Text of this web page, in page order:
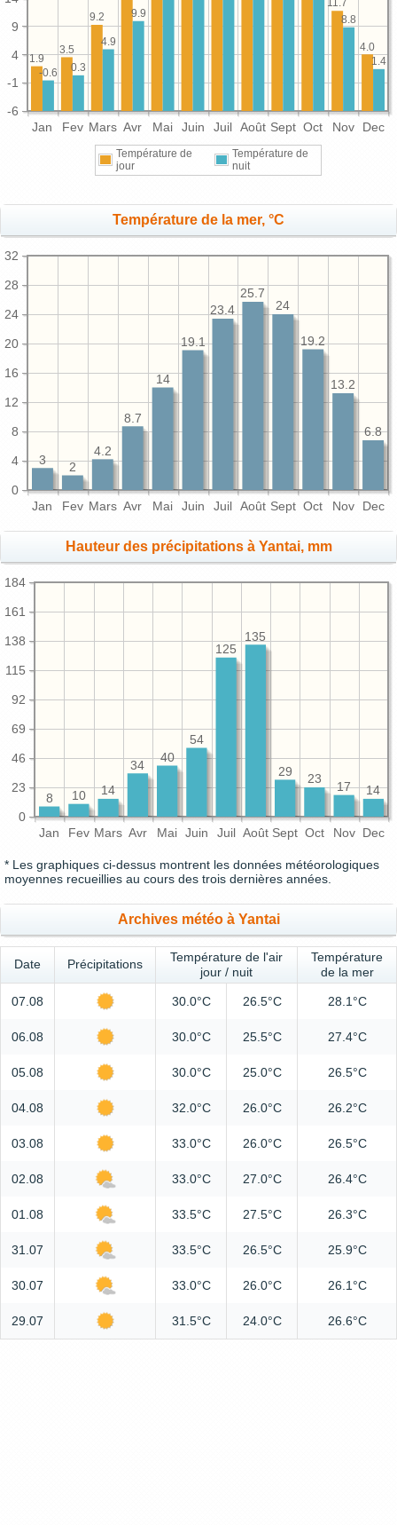
Jan Fev Mars Avr Mai Juin Juil Août Sept Oct Nov Dec
-6
-1
4
9
4.0
11.7
9.2
3.5
1.9 1.4
8.8
9.9
4.9
0.3
-0.6
Température de
jour
Température de
nuit
Température de la mer, °C
Jan Fev Mars Avr Mai Juin Juil Août Sept Oct Nov Dec
0
4
8
12
16
20
24
28
32
6.8
13.2
19.2
24
25.7
23.4
19.1
14
8.7
4.2
2
3
Hauteur des précipitations à Yantai, mm
Jan Fev Mars Avr Mai Juin Juil Août Sept Oct Nov Dec
0
23
46
69
92
115
138
161
184
14
17
23
29
135
125
54
40
34
14
10
8
* Les graphiques ci-dessus montrent les données météorologiques
moyennes recueillies au cours des trois dernières années.
Archives météo à Yantai
Date Précipitations
Température de l'air
jour / nuit
Température
de la mer
07.08 30.0°C 26.5°C 28.1°C
06.08 30.0°C 25.5°C 27.4°C
05.08 30.0°C 25.0°C 26.5°C
04.08 32.0°C 26.0°C 26.2°C
03.08 33.0°C 26.0°C 26.5°C
02.08 33.0°C 27.0°C 26.4°C
01.08 33.5°C 27.5°C 26.3°C
31.07 33.5°C 26.5°C 25.9°C
30.07 33.0°C 26.0°C 26.1°C
29.07 31.5°C 24.0°C 26.6°C